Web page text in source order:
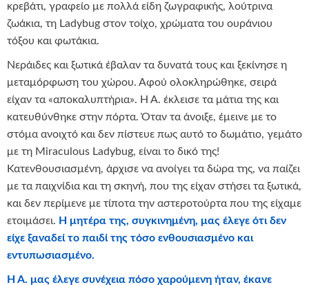
κρεβάτι, γραφείο με πολλά είδη ζωγραφικής, λούτρινα
ζωάκια, τη Ladybug στον τοίχο, χρώματα του ουράνιου
τόξου και φωτάκια.
Νεράιδες και ξωτικά έβαλαν τα δυνατά τους και ξεκίνησε η
μεταμόρφωση του χώρου. Αφού ολοκληρώθηκε, σειρά
είχαν τα «αποκαλυπτήρια». Η Α. έκλεισε τα μάτια της και
κατευθύνθηκε στην πόρτα. Όταν τα άνοιξε, έμεινε με το
στόμα ανοιχτό και δεν πίστευε πως αυτό το δωμάτιο, γεμάτο
με τη Miraculous Ladybug, είναι το δικό της!
Κατενθουσιασμένη, άρχισε να ανοίγει τα δώρα της, να παίζει
με τα παιχνίδια και τη σκηνή, που της είχαν στήσει τα ξωτικά,
και δεν περίμενε με τίποτα την αστεροτούρτα που της είχαμε
ετοιμάσει. Η μητέρα της, συγκινημένη, μας έλεγε ότι δεν
είχε ξαναδεί το παιδί της τόσο ενθουσιασμένο και
εντυπωσιασμένο.
Η Α. μας έλεγε συνέχεια πόσο χαρούμενη ήταν, έκανε